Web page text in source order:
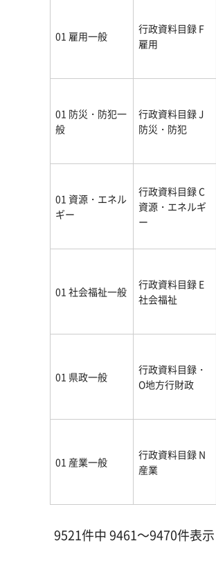
01 雇用一般
行政資料目録 F
雇用
01 防災・防犯一
般
行政資料目録 J
防災・防犯
01 資源・エネル
ギー
行政資料目録 C
資源・エネルギ
ー
01 社会福祉一般
行政資料目録 E
社会福祉
01 県政一般
行政資料目録・
O地方行財政
01 産業一般
行政資料目録 N
産業
9521件中 9461～9470件表示